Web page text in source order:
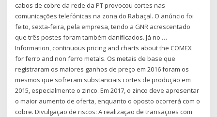
cabos de cobre da rede da PT provocou cortes nas
comunicações telefónicas na zona do Rabaçal. O anúncio foi
feito, sexta-feira, pela empresa, tendo a GNR acrescentado
que três postes foram também danificados. Já no …
Information, continuous pricing and charts about the COMEX
for ferro and non ferro metals. Os metais de base que
registraram os maiores ganhos de preço em 2016 foram os
mesmos que sofreram substanciais cortes de produção em
2015, especialmente o zinco. Em 2017, o zinco deve apresentar
o maior aumento de oferta, enquanto o oposto ocorrerá com o
cobre. Divulgação de riscos: A realização de transações com